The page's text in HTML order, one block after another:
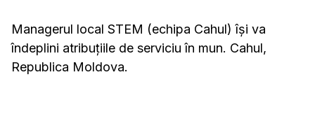
Managerul local STEM (echipa Cahul) își va
îndeplini atribuțiile de serviciu în mun. Cahul,
Republica Moldova.